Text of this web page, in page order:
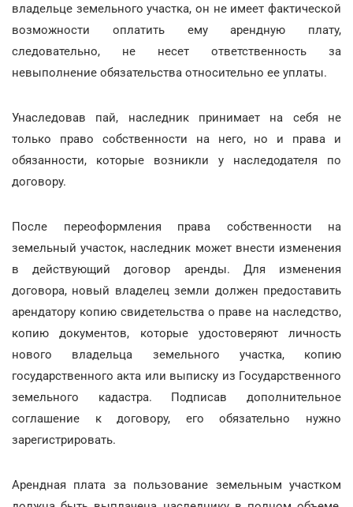
владельце земельного участка, он не имеет фактической
возможности оплатить ему арендную плату,
следовательно, не несет ответственность за
невыполнение обязательства относительно ее уплаты.
Унаследовав пай, наследник принимает на себя не
только право собственности на него, но и права и
обязанности, которые возникли у наследодателя по
договору.
После переоформления права собственности на
земельный участок, наследник может внести изменения
в действующий договор аренды. Для изменения
договора, новый владелец земли должен предоставить
арендатору копию свидетельства о праве на наследство,
копию документов, которые удостоверяют личность
нового владельца земельного участка, копию
государственного акта или выписку из Государственного
земельного кадастра. Подписав дополнительное
соглашение к договору, его обязательно нужно
зарегистрировать.
Арендная плата за пользование земельным участком